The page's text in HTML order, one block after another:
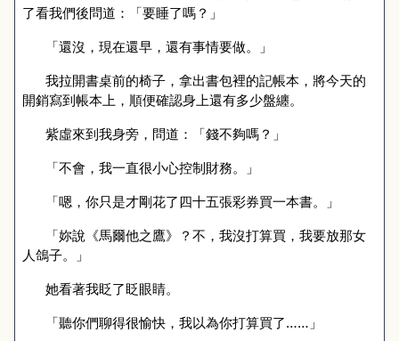
了看我們後問道：「要睡了嗎？」
「還沒，現在還早，還有事情要做。」
我拉開書桌前的椅子，拿出書包裡的記帳本，將今天的
開銷寫到帳本上，順便確認身上還有多少盤纏。
紫虛來到我身旁，問道：「錢不夠嗎？」
「不會，我一直很小心控制財務。」
「嗯，你只是才剛花了四十五張彩券買一本書。」
「妳說《馬爾他之鷹》？不，我沒打算買，我要放那女
人鴿子。」
她看著我眨了眨眼睛。
「聽你們聊得很愉快，我以為你打算買了……」